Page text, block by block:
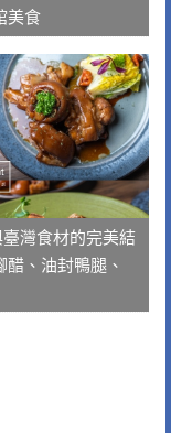
美食
灣食材的完美結
、油封鴨腿、